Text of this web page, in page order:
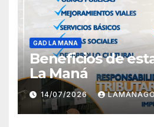
GAD LA MANA
Beneficios de
La Maná
14/07/2026